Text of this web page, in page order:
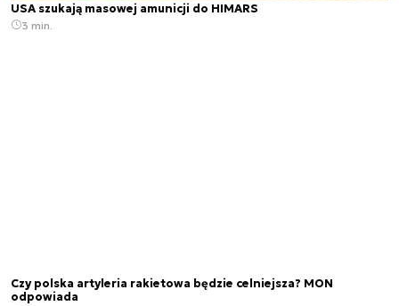
USA szukają masowej amunicji do HIMARS
3 min.
Czy polska artyleria rakietowa będzie celniejsza? MON
odpowiada